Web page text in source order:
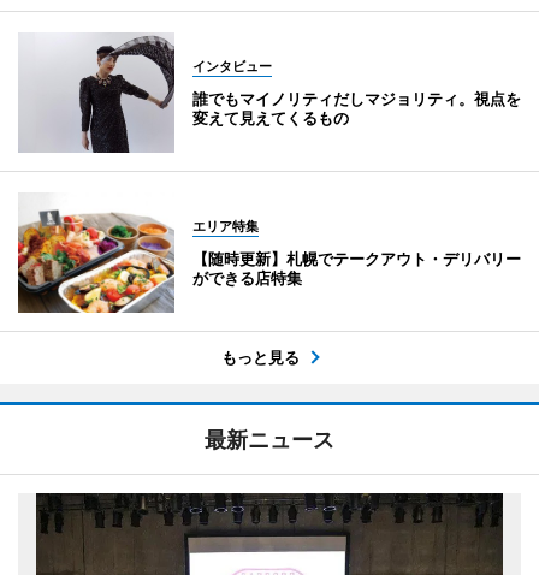
インタビュー
誰でもマイノリティだしマジョリティ。視点を
変えて見えてくるもの
エリア特集
【随時更新】札幌でテークアウト・デリバリー
ができる店特集
もっと見る
最新ニュース